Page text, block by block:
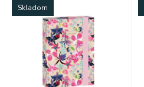
Skladom